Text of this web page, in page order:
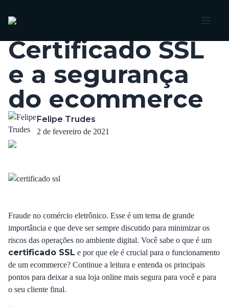
Certificado SSL
e a segurança
do ecommerce
Felipe Trudes
2 de fevereiro de 2021
Fraude no comércio eletrônico. Esse é um tema de grande
importância e que deve ser sempre discutido para minimizar os
riscos das operações no ambiente digital. Você sabe o que é um
certificado SSL e por que ele é crucial para o funcionamento
de um ecommerce? Continue a leitura e entenda os principais
pontos para deixar a sua loja online mais segura para você e para
o seu cliente final.